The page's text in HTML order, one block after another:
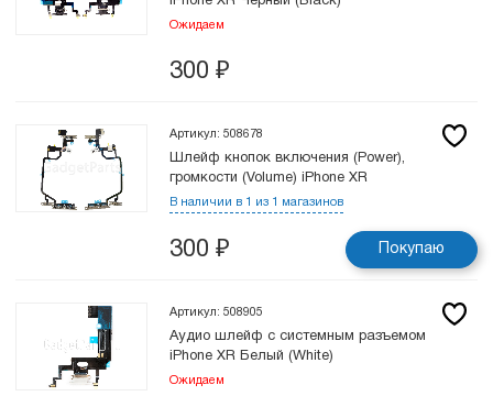
Ожидаем
300 ₽
Артикул: 508678
Шлейф кнопок включения (Power),
громкости (Volume) iPhone XR
В наличии в 1 из 1 магазинов
300 ₽ Покупаю
Артикул: 508905
Аудио шлейф с системным разъемом
iPhone XR Белый (White)
Ожидаем